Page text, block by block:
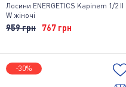
Лосини ENERGETICS Kapinem 1/2 II
W жіночі
959 грн 767 грн
-30%